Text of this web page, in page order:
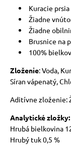
Kuracie
Žiadne
Žiadne
Brusnice na
100%
Zloženie: Voda,
Síran vápenatý,
Aditívne zloženie:
Analytické zložky:
Hrubá bielkovina
Hrubý tuk 0,5 %